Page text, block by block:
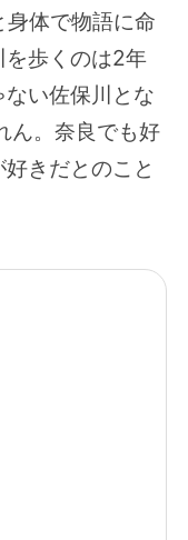
身体で物語に命
を歩くのは2年
い佐保川とな
ん。奈良でも好
きだとのこと